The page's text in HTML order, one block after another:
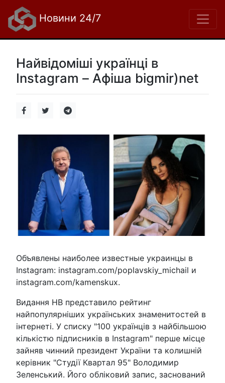
Новини 24/7
Найвідоміші українці в
Instagram – Афіша bigmir)net
Объявлены наиболее известные украинцы в
Instagram: instagram.com/poplavskiy_michail и
instagram.com/kamenskux.
Видання НВ представило рейтинг
найпопулярніших українських знаменитостей в
інтернеті. У списку "100 українців з найбільшою
кількістю підписників в Instagram" перше місце
зайняв чинний президент України та колишній
керівник "Студії Квартал 95" Володимир
Зеленський. Його обліковий запис, заснований